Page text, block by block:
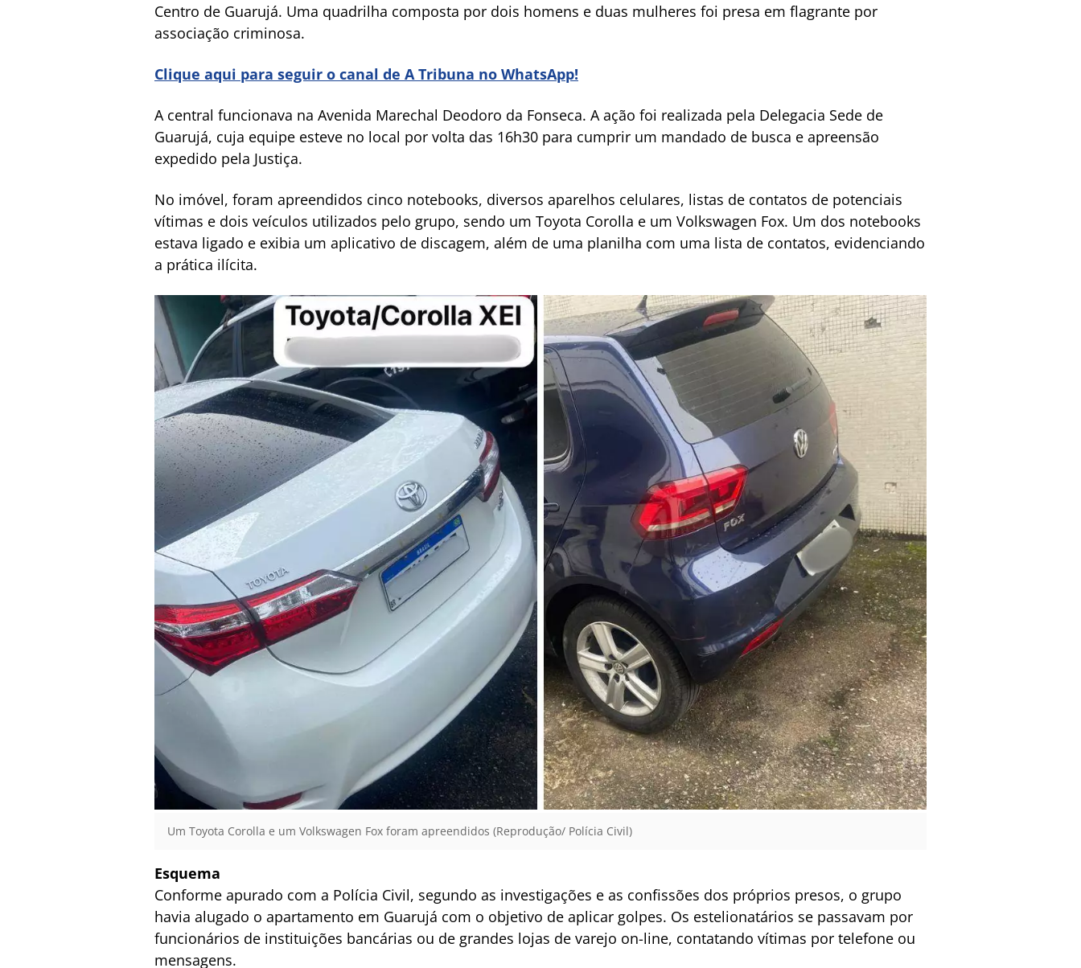
Centro de Guarujá. Uma quadrilha composta por dois homens e duas mulheres foi presa em flagrante por
associação criminosa.
Clique aqui para seguir o canal de A Tribuna no WhatsApp!
A central funcionava na Avenida Marechal Deodoro da Fonseca. A ação foi realizada pela Delegacia Sede de
Guarujá, cuja equipe esteve no local por volta das 16h30 para cumprir um mandado de busca e apreensão
expedido pela Justiça.
No imóvel, foram apreendidos cinco notebooks, diversos aparelhos celulares, listas de contatos de potenciais
vítimas e dois veículos utilizados pelo grupo, sendo um Toyota Corolla e um Volkswagen Fox. Um dos notebooks
estava ligado e exibia um aplicativo de discagem, além de uma planilha com uma lista de contatos, evidenciando
a prática ilícita.
Um Toyota Corolla e um Volkswagen Fox foram apreendidos (Reprodução/ Polícia Civil)
Esquema
Conforme apurado com a Polícia Civil, segundo as investigações e as confissões dos próprios presos, o grupo
havia alugado o apartamento em Guarujá com o objetivo de aplicar golpes. Os estelionatários se passavam por
funcionários de instituições bancárias ou de grandes lojas de varejo on-line, contatando vítimas por telefone ou
mensagens.